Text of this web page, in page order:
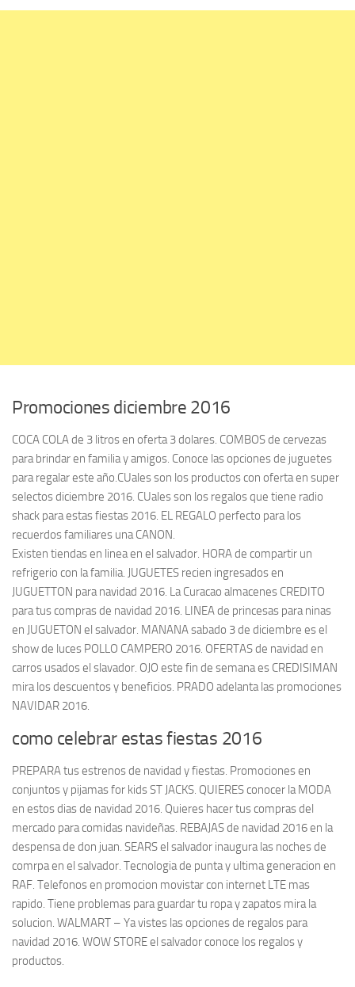
Promociones diciembre 2016
COCA COLA de 3 litros en oferta 3 dolares. COMBOS de cervezas
para brindar en familia y amigos. Conoce las opciones de juguetes
para regalar este año.CUales son los productos con oferta en super
selectos diciembre 2016. CUales son los regalos que tiene radio
shack para estas fiestas 2016. EL REGALO perfecto para los
recuerdos familiares una CANON.
Existen tiendas en linea en el salvador. HORA de compartir un
refrigerio con la familia. JUGUETES recien ingresados en
JUGUETTON para navidad 2016. La Curacao almacenes CREDITO
para tus compras de navidad 2016. LINEA de princesas para ninas
en JUGUETON el salvador. MANANA sabado 3 de diciembre es el
show de luces POLLO CAMPERO 2016. OFERTAS de navidad en
carros usados el slavador. OJO este fin de semana es CREDISIMAN
mira los descuentos y beneficios. PRADO adelanta las promociones
NAVIDAR 2016.
como celebrar estas fiestas 2016
PREPARA tus estrenos de navidad y fiestas. Promociones en
conjuntos y pijamas for kids ST JACKS. QUIERES conocer la MODA
en estos dias de navidad 2016. Quieres hacer tus compras del
mercado para comidas navideñas. REBAJAS de navidad 2016 en la
despensa de don juan. SEARS el salvador inaugura las noches de
comrpa en el salvador. Tecnologia de punta y ultima generacion en
RAF. Telefonos en promocion movistar con internet LTE mas
rapido. Tiene problemas para guardar tu ropa y zapatos mira la
solucion. WALMART – Ya vistes las opciones de regalos para
navidad 2016. WOW STORE el salvador conoce los regalos y
productos.